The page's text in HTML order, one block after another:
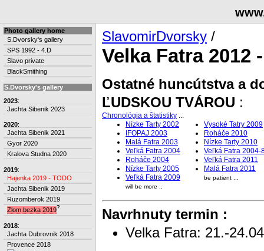
Photo gallery home
S.Dvorsky's gallery
SPS 1992 - 4.D
Slavo private
BlackSmithing
S.Dvorsky's gallery
2023:
Jachta Sibenik 2023
2020:
Jachta Sibenik 2021
Gyor 2020
Kralova Studna 2020
2019:
Hajenka 2019 - TODO
Jachta Sibenik 2019
Ruzomberok 2019
Zlom.bezka 2019?
2018:
Jachta Dubrovnik 2018
Provence 2018
SlavomirDvorsky /
Velka Fatra 2012
Ostatné huncútstva a
ĽUDSKOU TVÁROU :
Chronológia a štatistiky ...
Nízke Tarty 2002
IFOPAJ 2003
Malá Fatra 2003
Veľká Fatra 2004
Roháče 2004
Nízke Tarty 2005
Veľká Fatra 2009
will be more ..
Vysoké Tatry 2009
Roháče 2010
Nízke Tarty 2010
Veľká Fatra 2004-
Veľká Fatra 2011
Malá Fatra 2011
be patient ...
Navrhnuty termin :
Velka Fatra: 21.-